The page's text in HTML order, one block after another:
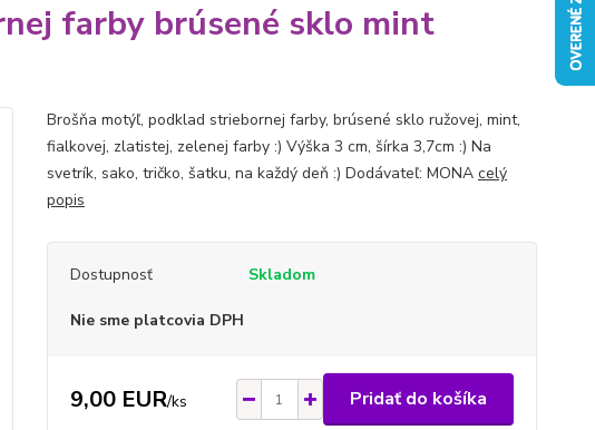
farby brúsené sklo mint
Brošňa motýľ, podklad striebornej farby, brúsené sklo ružovej, mint,
fialkovej, zlatistej, zelenej farby :) Výška 3 cm, šírka 3,7cm :) Na
svetrík, sako, tričko, šatku, na každý deň :) Dodávateľ: MONA celý
popis
Dostupnosť Skladom
Nie sme platcovia DPH
9,00 EUR/ks Pridať do košíka